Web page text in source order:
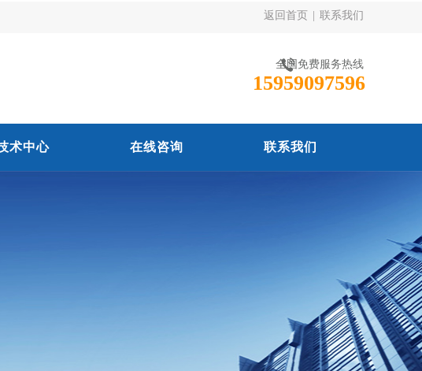
返回首页 联系我们
全国免费服务热线
15959097596
术中心 在线咨询 联系我们